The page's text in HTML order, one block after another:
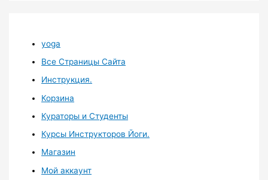
yoga
Все Страницы Сайта
Инструкция.
Корзина
Кураторы и Студенты
Курсы Инструкторов Йоги.
Магазин
Мой аккаунт